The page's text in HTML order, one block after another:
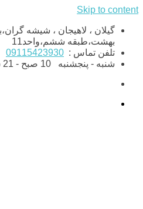
Skip to content
بهشت،طبقه ششم،واحد11
تلفن تماس : 09115423930
شنبه - پنجشنبه